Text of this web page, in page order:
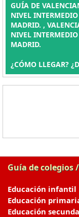
GUÍA DE
NIVEL
MADRID. ,
NIVEL
MADRID.
¿CÓMO LLEGAR?
Guía de colegios
Educación infantil
Educación
Educación